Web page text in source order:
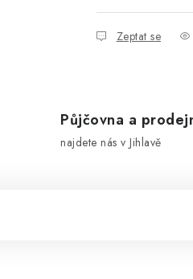
Zeptat se
Půjčovna a
najdete nás v Jihlavě